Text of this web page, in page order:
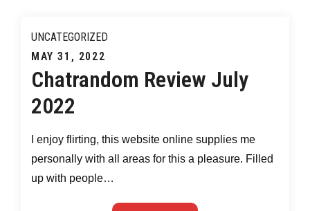
UNCATEGORIZED
Posted
on
MAY 31, 2022
Chatrandom Review July
2022
I enjoy flirting, this website online supplies me
personally with all areas for this a pleasure. Filled
up with people…